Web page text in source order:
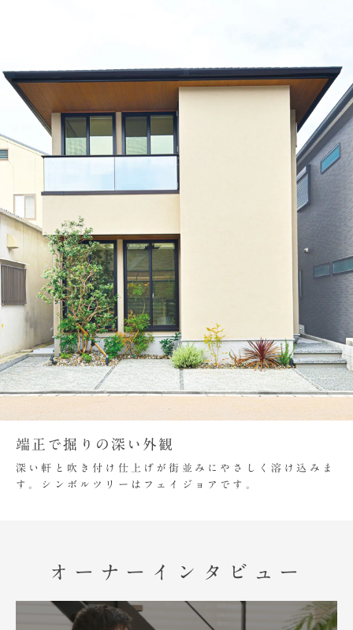
端正で掘りの深い外観
深い軒と吹き付け仕上げが街並みにやさしく溶け込みま
す。シンボルツリーはフェイジョアです。
オーナーインタビュー